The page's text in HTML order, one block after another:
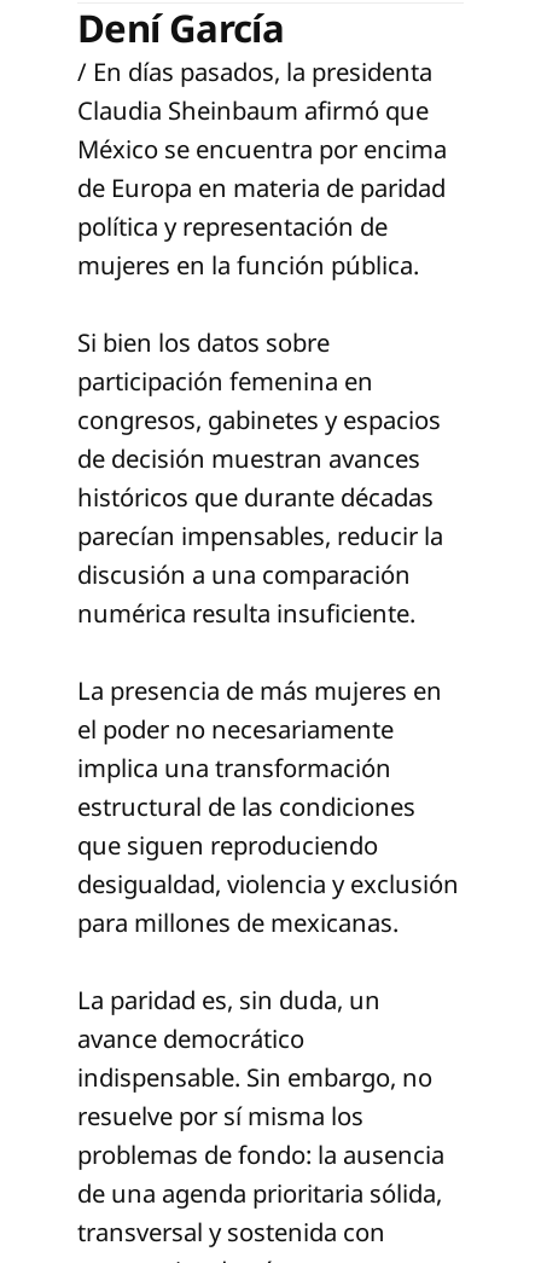
Dení García
/ En días pasados, la presidenta
Claudia Sheinbaum afirmó que
México se encuentra por encima
de Europa en materia de paridad
política y representación de
mujeres en la función pública.
Si bien los datos sobre
participación femenina en
congresos, gabinetes y espacios
de decisión muestran avances
históricos que durante décadas
parecían impensables, reducir la
discusión a una comparación
numérica resulta insuficiente.
La presencia de más mujeres en
el poder no necesariamente
implica una transformación
estructural de las condiciones
que siguen reproduciendo
desigualdad, violencia y exclusión
para millones de mexicanas.
La paridad es, sin duda, un
avance democrático
indispensable. Sin embargo, no
resuelve por sí misma los
problemas de fondo: la ausencia
de una agenda prioritaria sólida,
transversal y sostenida con